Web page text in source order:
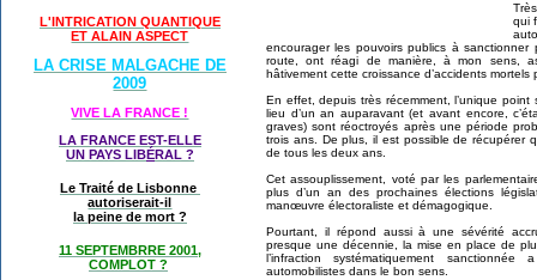
L'INTRICATION QUANTIQUE
ET ALAIN ASPECT
LA CRISE MALGACHE DE
2009
VIVE LA FRANCE !
LA FRANCE EST-ELLE
UN PAYS LIBÉRAL ?
Le Traité de Lisbonne
autoriserait-il
la peine de mort ?
11 SEPTEMBRRE 2001,
COMPLOT ?
qui
encourager les pouvoirs publics à
route, ont réagi de manière, à mon sens,
hâtivement cette croissance d’accidents mortels
En effet, depuis très récemment, l’unique
lieu d’un an auparavant (et avant encore,
graves) sont réoctroyés après une période
trois ans. De plus, il est possible de récupérer
de tous les deux ans.
Cet assouplissement, voté par les
plus d’un an des prochaines élections
manœuvre électoraliste et démagogique.
Pourtant, il répond aussi à une sévérité
presque une décennie, la mise en place de
l’infraction systématiquement
automobilistes dans le bon sens.